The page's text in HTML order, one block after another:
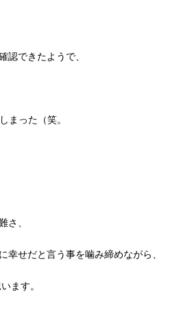
認できたようで、
まった（笑。
さ、
幸せだと言う事を噛み締めながら、
ます。